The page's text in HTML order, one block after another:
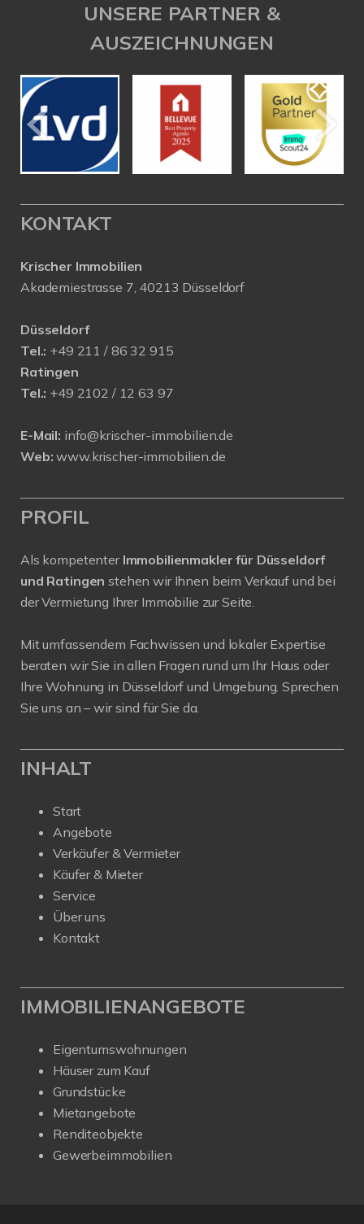
UNSERE PARTNER &
AUSZEICHNUNGEN
KONTAKT
Krischer Immobilien
Akademiestrasse 7, 40213 Düsseldorf
Düsseldorf
Tel.: +49 211 / 86 32 915
Ratingen
Tel.: +49 2102 / 12 63 97
E-Mail: info@krischer-immobilien.de
Web: www.krischer-immobilien.de
PROFIL
Als kompetenter Immobilienmakler für Düsseldorf
und Ratingen stehen wir Ihnen beim Verkauf und bei
der Vermietung Ihrer Immobilie zur Seite.
Mit umfassendem Fachwissen und lokaler Expertise
beraten wir Sie in allen Fragen rund um Ihr Haus oder
Ihre Wohnung in Düsseldorf und Umgebung. Sprechen
Sie uns an – wir sind für Sie da.
INHALT
Start
Angebote
Verkäufer & Vermieter
Käufer & Mieter
Service
Über uns
Kontakt
IMMOBILIENANGEBOTE
Eigentumswohnungen
Häuser zum Kauf
Grundstücke
Mietangebote
Renditeobjekte
Gewerbeimmobilien